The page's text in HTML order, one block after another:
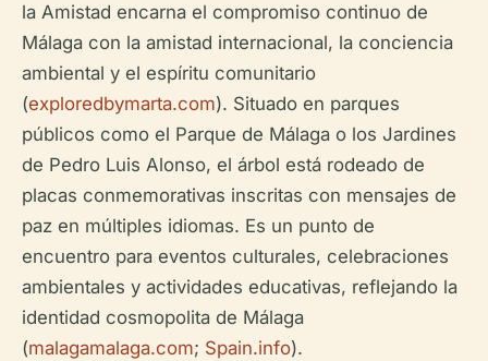
la Amistad encarna el compromiso continuo de
Málaga con la amistad internacional, la conciencia
ambiental y el espíritu comunitario
(exploredbymarta.com). Situado en parques
públicos como el Parque de Málaga o los Jardines
de Pedro Luis Alonso, el árbol está rodeado de
placas conmemorativas inscritas con mensajes de
paz en múltiples idiomas. Es un punto de
encuentro para eventos culturales, celebraciones
ambientales y actividades educativas, reflejando la
identidad cosmopolita de Málaga
(malagamalaga.com; Spain.info).